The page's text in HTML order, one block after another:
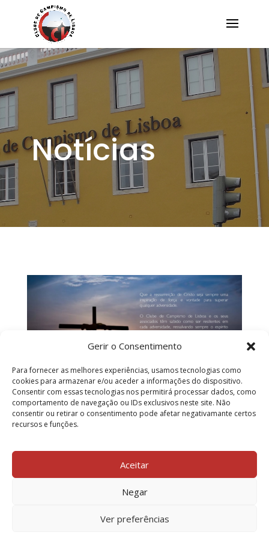
Gerir o Consentimento
Para fornecer as melhores experiências, usamos tecnologias como
cookies para armazenar e/ou aceder a informações do dispositivo.
Consentir com essas tecnologias nos permitirá processar dados, como
comportamento de navegação ou IDs exclusivos neste site. Não
consentir ou retirar o consentimento pode afetar negativamante certos
recursos e funções.
Aceitar
Negar
Ver preferências
Notícias